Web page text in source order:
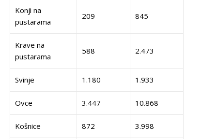
Konji na
pustarama
209 845
Krave na
pustarama
588 2.473
Svinje 1.180 1.933
Ovce 3.447 10.868
Košnice 872 3.998